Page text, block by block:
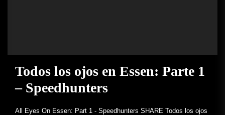
Todos los ojos en Essen: Parte 1
– Speedhunters
All Eyes On Essen: Part 1 - Speedhunters SHARE Todos los ojos